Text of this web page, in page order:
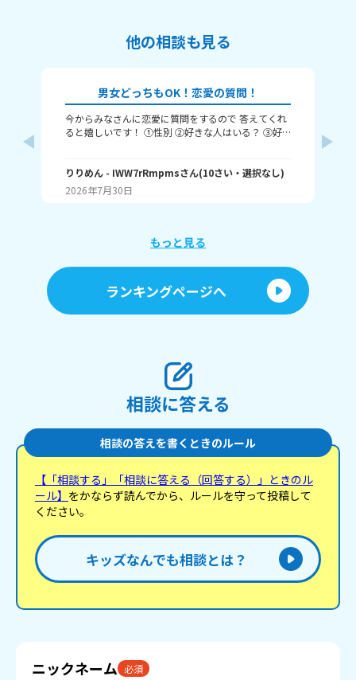
他の相談も見る
男女どっちもOK！恋愛の質問！
今からみなさんに恋愛に質問をするので 答えてくれ
ると嬉しいです！ ①性別 ②好きな人はいる？ ③好
す！ 最後まで見てくれてありがとう！ ではバイバ
イ！
りりめん - IWW7rRmpmsさん(10さい・ 選択なし)
2026年7月30日
もっと見る
ランキングページへ
相談に答える
相談の答えを書くときのルール
【「相談する」「相談に答える（回答する）」ときのル
ール】 をかならず読んでから、ルールを守って投稿して
ください。
キッズなんでも相談とは？
ニックネーム 必須